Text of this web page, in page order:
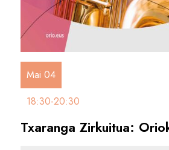
Mai 04
18:30-20:30
Txaranga Zirkuitua: